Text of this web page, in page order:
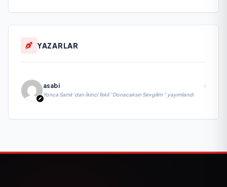
YAZARLAR
asabi
Yonca Samlı ‘dan İkinci Tekli “Donacaksın Sevgilim “ yayımlandı